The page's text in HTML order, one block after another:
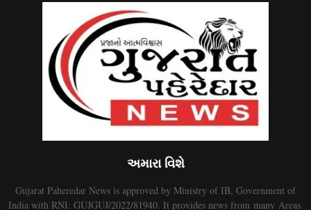
અમારા વિશે
Gujarat Paheredar News is approved by Ministry of IB, Government of
India with RNI: GUJGUJ/2022/81940. It provides news from many Areas.